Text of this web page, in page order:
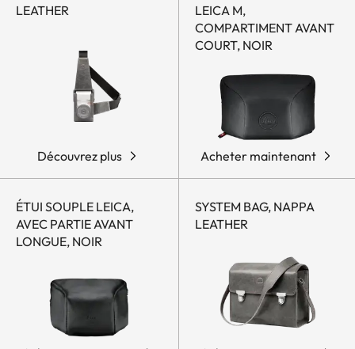
LEATHER
Découvrez plus
LEICA M,
COMPARTIMENT AVANT
COURT, NOIR
Acheter maintenant
ÉTUI SOUPLE LEICA,
AVEC PARTIE AVANT
LONGUE, NOIR
SYSTEM BAG, NAPPA
LEATHER